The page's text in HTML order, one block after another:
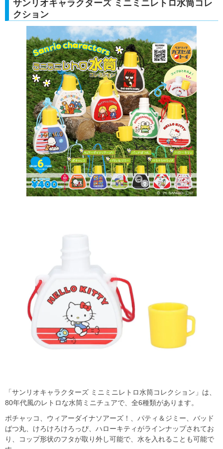
サンリオキャラクターズ ミニミニレトロ水筒コレ
クション
「サンリオキャラクターズ ミニミニレトロ水筒コレクション」は、
80年代風のレトロな水筒ミニチュアで、全6種類があります。
ポチャッコ、ウィアーダイナソアーズ！、パティ＆ジミー、バッド
ばつ丸、けろけろけろっぴ、ハローキティがラインナップされてお
り、コップ形状のフタが取り外し可能で、水を入れることも可能で